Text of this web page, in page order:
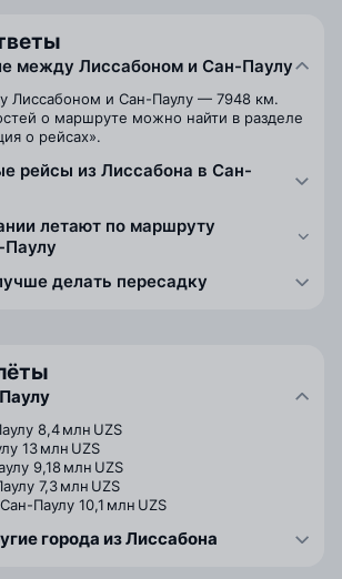
между Лиссабоном и Сан-Паулу
Лиссабоном и Сан-Паулу — 7948 км.
о маршруте можно найти в разделе
о рейсах».
рейсы из Лиссабона в Сан-
летают по маршруту
делать пересадку
8,4 млн UZS
13 млн UZS
9,18 млн UZS
7,3 млн UZS
Паулу 10,1 млн UZS
города из Лиссабона